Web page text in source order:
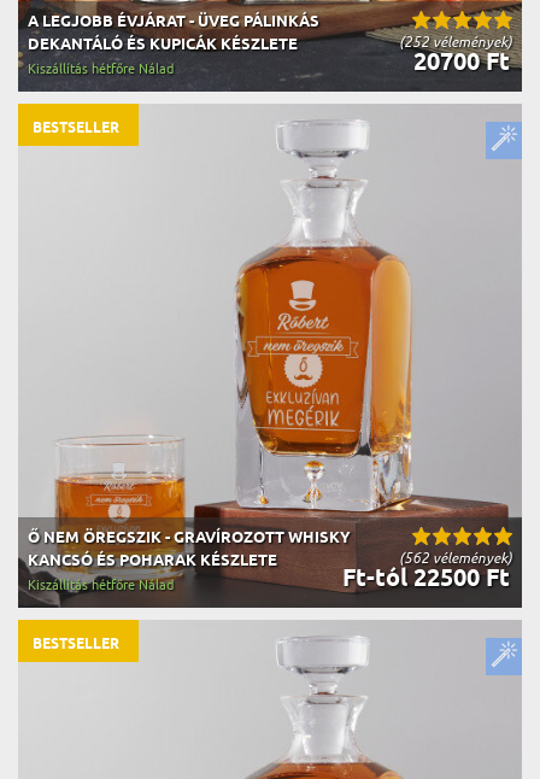
(252 vélemények)
A LEGJOBB ÉVJÁRAT - ÜVEG PÁLINKÁS
DEKANTÁLÓ ÉS KUPICÁK KÉSZLETE
20700 Ft
Kiszállítás hétfőre Nálad
(562 vélemények)
Ő NEM ÖREGSZIK - GRAVÍROZOTT WHISKY
KANCSÓ ÉS POHARAK KÉSZLETE
Ft-tól 22500 Ft
Kiszállítás hétfőre Nálad
BESTSELLER
BESTSELLER